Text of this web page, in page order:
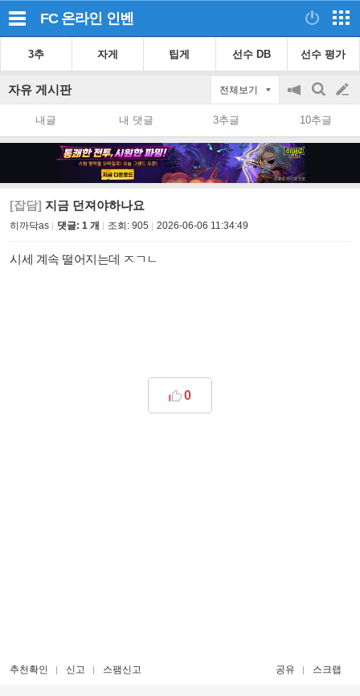
FC 온라인 인벤
3추 자게 팁게 선수 DB 선수 평가
자유 게시판 전체보기
공
지
on/off
검
색
글
쓰
내글 내 댓글 3추글 10추글
[잡담] 지금 던져야하나요
히까닥as 댓글: 1 개 조회: 905 2026-06-06 11:34:49
시세 계속 떨어지는데 ㅈㄱㄴ
0
추천확인 신고 스팸신고 공유 스크랩